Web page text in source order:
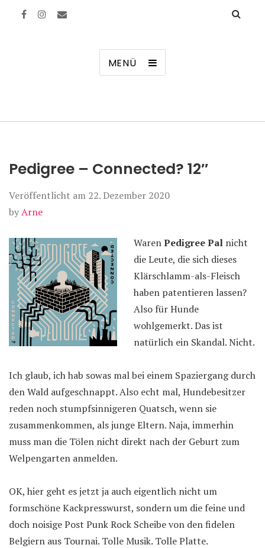
MENÜ
Pedigree – Connected? 12″
Veröffentlicht am 22. Dezember 2020
byArne
WarenPedigree Pal nicht
die Leute, die sich dieses
Klärschlamm-als-Fleisch
haben patentieren lassen?
Also für Hunde
wohlgemerkt. Das ist
natürlich ein Skandal. Nicht.
Ich glaub, ich hab sowas mal bei einem Spaziergang durch
den Wald aufgeschnappt. Also echt mal, Hundebesitzer
reden noch stumpfsinnigeren Quatsch, wenn sie
zusammenkommen, als junge Eltern. Naja, immerhin
muss man die Tölen nicht direkt nach der Geburt zum
Welpengarten anmelden.
OK, hier geht es jetzt ja auch eigentlich nicht um
formschöne Kackpresswurst, sondern um die feine und
doch noisige Post Punk Rock Scheibe von den fidelen
Belgiern aus Tournai. Tolle Musik. Tolle Platte.